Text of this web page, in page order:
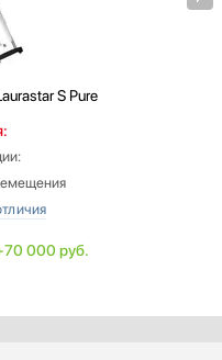
S Pure
сталь
на 7 см
(см)(ВхШхГ): 137х42х20
000 руб.